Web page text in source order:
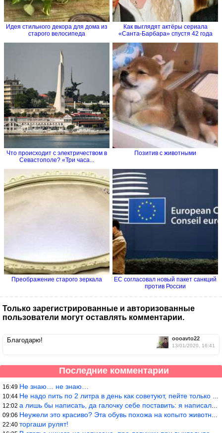
Идея стильного декора для дома из
старого велосипеда
Как выглядят актёры сериала
«Санта-Барбара» спустя 42 года
Что происходит с электричеством в
Севастополе? «Три часа...
Позитив с животными
Преображение старого зеркала
ЕС согласовал новый пакет санкций
против России
Только зарегистрированные и авторизованные
пользователи могут оставлять комментарии.
oooavto22
13/01/2020, 16:41
Благодарю!
Последние комментарии
16:49 Не знаю… не знаю…
10:44 Не надо пить по 2 литра в день как советуют, пейте только когда
12:02 а лишь бы написать, да галочку себе поставить: я написала статью
09:06 Неужели это красиво? Эта обувь похожа на копыто животного, не хв
22:40 торгаши рулят!